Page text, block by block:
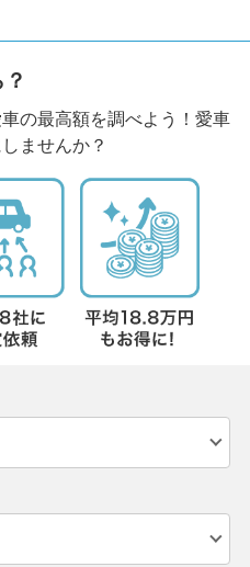
の最高額を調べよう！愛車
ませんか？